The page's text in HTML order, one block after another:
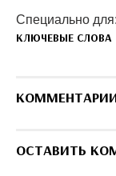
Специально для:
КЛЮЧЕВЫЕ СЛОВА
ОСТАВИТЬ